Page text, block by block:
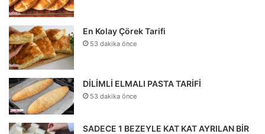
En Kolay Çörek Tarifi
53 dakika önce
DİLİMLİ ELMALI PASTA TARİFİ
53 dakika önce
SADECE 1 BEZEYLE KAT KAT AYRILAN BİR